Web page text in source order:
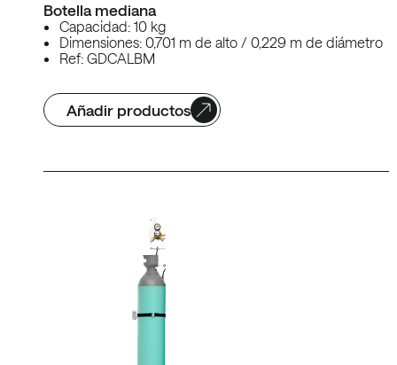
Botella mediana
Capacidad: 10 kg
Dimensiones: 0,701 m de alto / 0,229 m de diámetro
Ref: GDCALBM
Añadir productos